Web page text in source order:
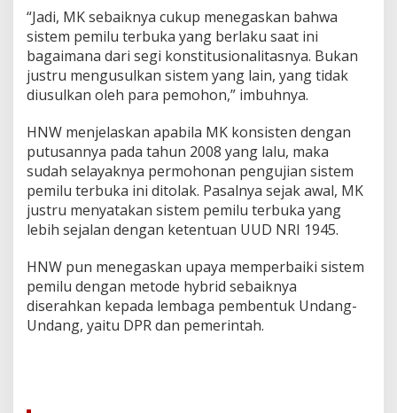
“Jadi, MK sebaiknya cukup menegaskan bahwa
sistem pemilu terbuka yang berlaku saat ini
bagaimana dari segi konstitusionalitasnya. Bukan
justru mengusulkan sistem yang lain, yang tidak
diusulkan oleh para pemohon,” imbuhnya.
HNW menjelaskan apabila MK konsisten dengan
putusannya pada tahun 2008 yang lalu, maka
sudah selayaknya permohonan pengujian sistem
pemilu terbuka ini ditolak. Pasalnya sejak awal, MK
justru menyatakan sistem pemilu terbuka yang
lebih sejalan dengan ketentuan UUD NRI 1945.
HNW pun menegaskan upaya memperbaiki sistem
pemilu dengan metode hybrid sebaiknya
diserahkan kepada lembaga pembentuk Undang-
Undang, yaitu DPR dan pemerintah.